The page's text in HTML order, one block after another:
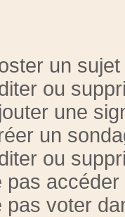
un
ou
une
un
ou
pas
pas voter